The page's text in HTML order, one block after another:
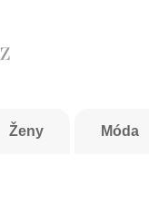
Ženy Móda